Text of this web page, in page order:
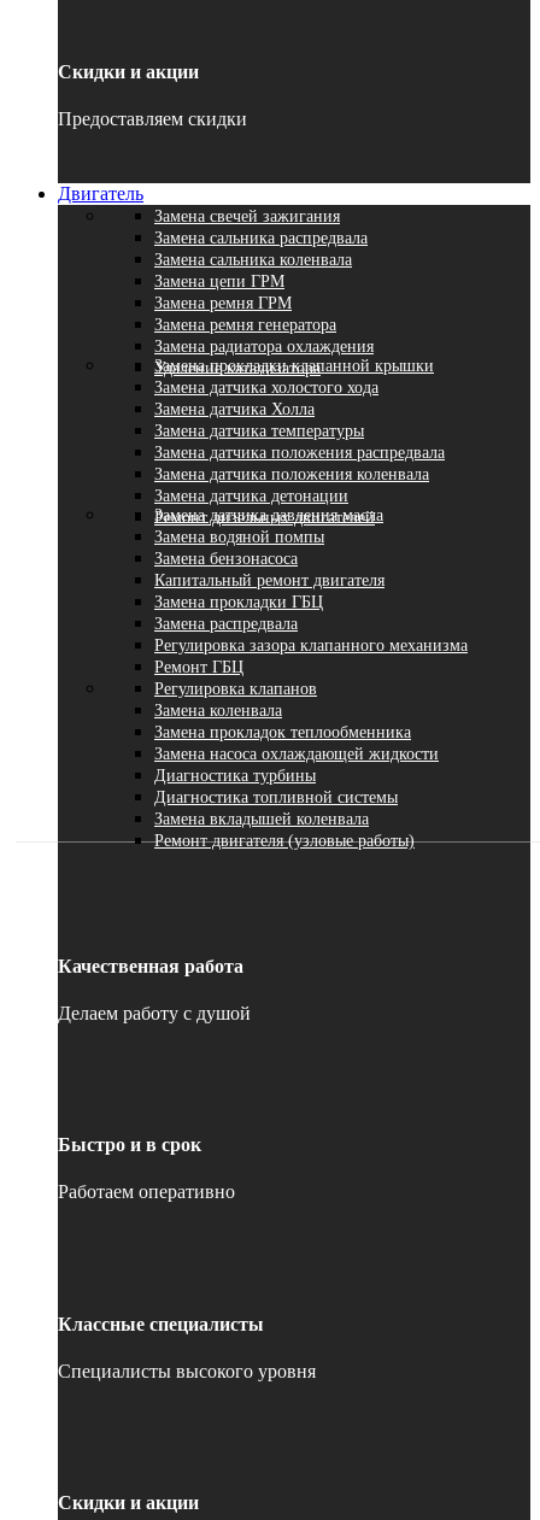
Скидки и акции
Предоставляем скидки
Двигатель
Замена свечей зажигания
Замена сальника распредвала
Замена сальника коленвала
Замена цепи ГРМ
Замена ремня ГРМ
Замена ремня генератора
Замена радиатора охлаждения
Удаление катализатора
Замена прокладки клапанной крышки
Замена датчика холостого хода
Замена датчика Холла
Замена датчика температуры
Замена датчика положения распредвала
Замена датчика положения коленвала
Замена датчика детонации
Ремонт дизельных двигателей
Замена датчика давления масла
Замена водяной помпы
Замена бензонасоса
Капитальный ремонт двигателя
Замена прокладки ГБЦ
Замена распредвала
Регулировка зазора клапанного механизма
Ремонт ГБЦ
Регулировка клапанов
Замена коленвала
Замена прокладок теплообменника
Замена насоса охлаждающей жидкости
Диагностика турбины
Диагностика топливной системы
Замена вкладышей коленвала
Ремонт двигателя (узловые работы)
Качественная работа
Делаем работу с душой
Быстро и в срок
Работаем оперативно
Классные специалисты
Специалисты высокого уровня
Скидки и акции